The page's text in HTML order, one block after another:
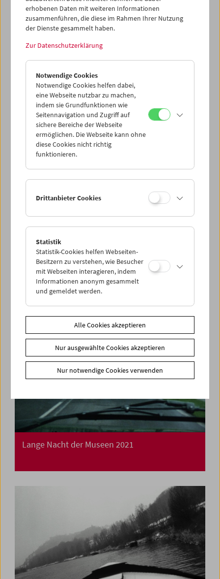
Collection on Screen: Positionen. Renate
Bertlmann, Tatjana Ivančić, Maria Lassnig
Felix Salten und das Kino
Lange Nacht der Museen 2021
erhobenen Daten mit weiteren Informationen
zusammenführen, die diese im Rahmen Ihrer Nutzung
der Dienste gesammelt haben.
Zur Datenschutzerklärung
Notwendige Cookies
Notwendige Cookies helfen dabei,
eine Webseite nutzbar zu machen,
indem sie Grundfunktionen wie
Seitennavigation und Zugriff auf
sichere Bereiche der Webseite
ermöglichen. Die Webseite kann ohne
diese Cookies nicht richtig
funktionieren.
Drittanbieter Cookies
Statistik
Statistik-Cookies helfen Webseiten-
Besitzern zu verstehen, wie Besucher
mit Webseiten interagieren, indem
Informationen anonym gesammelt
und gemeldet werden.
Alle Cookies akzeptieren
Nur ausgewählte Cookies akzeptieren
Nur notwendige Cookies verwenden